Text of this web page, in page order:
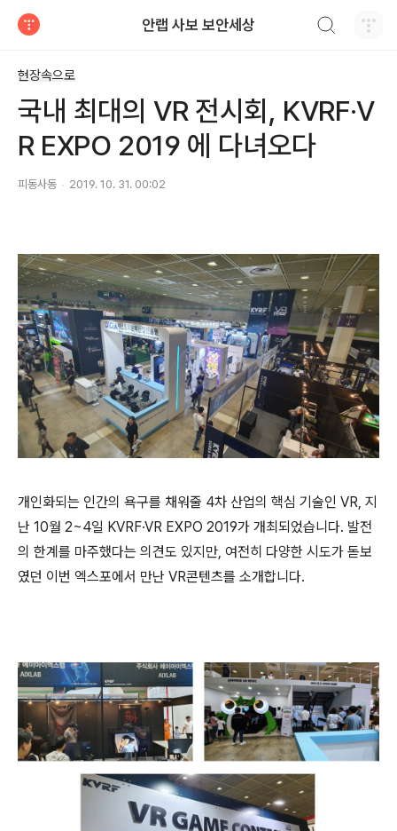
안랩 사보 보안세상
현장속으로
국내 최대의 VR 전시회, KVRF·V
R EXPO 2019 에 다녀오다
피동사동 2019. 10. 31. 00:02
개인화되는 인간의 욕구를 채워줄 4차 산업의 핵심 기술인 VR, 지
난 10월 2~4일 KVRF·VR EXPO 2019가 개최되었습니다. 발전
의 한계를 마주했다는 의견도 있지만, 여전히 다양한 시도가 돋보
였던 이번 엑스포에서 만난 VR콘텐츠를 소개합니다.